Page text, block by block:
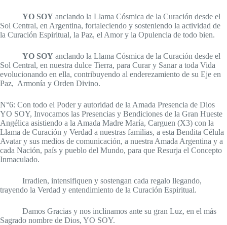
YO SOY anclando la Llama Cósmica de la Curación desde el
Sol Central, en Argentina, fortaleciendo y sosteniendo la actividad de
la Curación Espiritual, la Paz, el Amor y la Opulencia de todo bien.
YO SOY anclando la Llama Cósmica de la Curación desde el
Sol Central, en nuestra dulce Tierra, para Curar y Sanar a toda Vida
evolucionando en ella, contribuyendo al enderezamiento de su Eje en
Paz, Armonía y Orden Divino.
N°6: Con todo el Poder y autoridad de la Amada Presencia de Dios
YO SOY, Invocamos las Presencias y Bendiciones de la Gran Hueste
Angélica asistiendo a la Amada Madre María, Carguen (X3) con la
Llama de Curación y Verdad a nuestras familias, a esta Bendita Célula
Avatar y sus medios de comunicación, a nuestra Amada Argentina y a
cada Nación, país y pueblo del Mundo, para que Resurja el Concepto
Inmaculado.
Irradien, intensifiquen y sostengan cada regalo llegando,
trayendo la Verdad y entendimiento de la Curación Espiritual.
Damos Gracias y nos inclinamos ante su gran Luz, en el más
Sagrado nombre de Dios, YO SOY.